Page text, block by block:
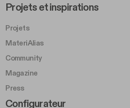
Footer Left Middle B
Projets et inspirations
Projets
MateriAlias
Community
Magazine
Press
Footer Right Middle B
Configurateur